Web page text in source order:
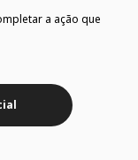
a ação que